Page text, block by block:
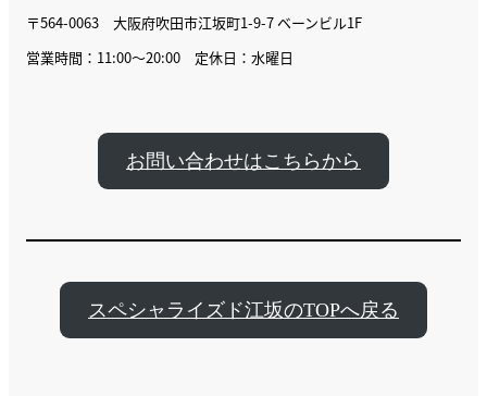
〒564-0063 大阪府吹田市江坂町1-9-7 ベーンビル1F
営業時間：11:00〜20:00 定休日：水曜日
お問い合わせはこちらから
スペシャライズド江坂のTOPへ戻る